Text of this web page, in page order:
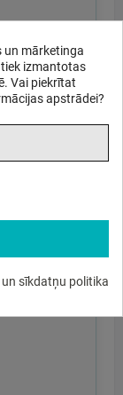
un mārketinga
izmantotas
Vai piekrītat
apstrādei?
sīkdatņu politika